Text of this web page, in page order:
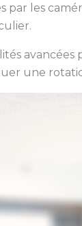
par les
une